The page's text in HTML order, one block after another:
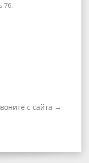
76.
с сайта →